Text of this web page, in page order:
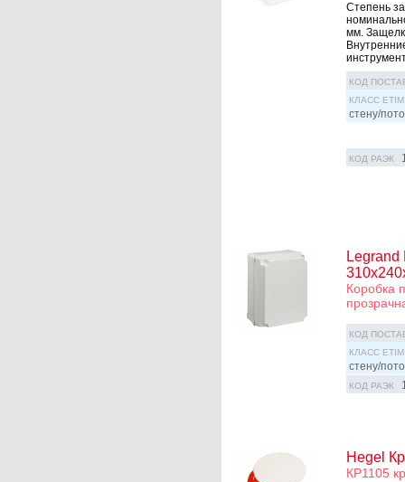
Степень
мм.
КОД
КЛАСС ETIM
стену/
КОД РАЭК
Legrand
Коробка
КОД
КЛАСС ETIM
стену/
КОД РАЭК
Hegel
КР1105